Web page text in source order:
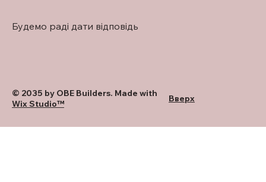
Будемо раді дати відповідь
© 2035 by OBE Builders. Made with
Wix Studio™
Вверх